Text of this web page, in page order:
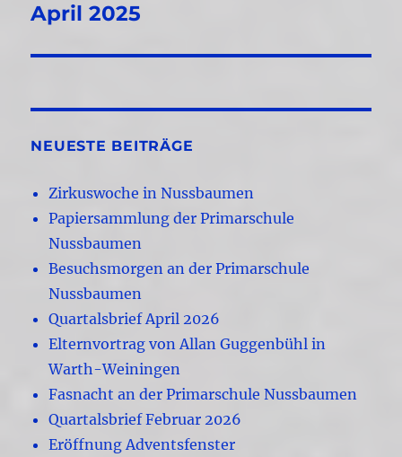
Beitrag:
April 2025
NEUESTE BEITRÄGE
Zirkuswoche in Nussbaumen
Papiersammlung der Primarschule
Nussbaumen
Besuchsmorgen an der Primarschule
Nussbaumen
Quartalsbrief April 2026
Elternvortrag von Allan Guggenbühl in
Warth-Weiningen
Fasnacht an der Primarschule Nussbaumen
Quartalsbrief Februar 2026
Eröffnung Adventsfenster